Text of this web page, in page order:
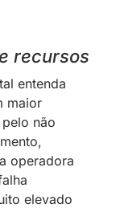
recursos
entenda
maior
não
operadora
elevado